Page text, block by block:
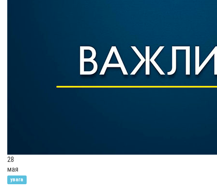
28
мая
увага